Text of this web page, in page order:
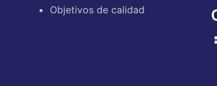
Objetivos de calidad